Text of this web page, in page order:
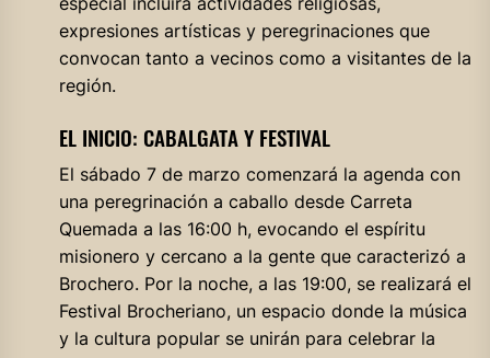
expresiones artísticas y peregrinaciones que
convocan tanto a vecinos como a visitantes de la
región.
EL INICIO: CABALGATA Y FESTIVAL
El sábado 7 de marzo comenzará la agenda con
una peregrinación a caballo desde Carreta
Quemada a las 16:00 h, evocando el espíritu
misionero y cercano a la gente que caracterizó a
Brochero. Por la noche, a las 19:00, se realizará el
Festival Brocheriano, un espacio donde la música
y la cultura popular se unirán para celebrar la